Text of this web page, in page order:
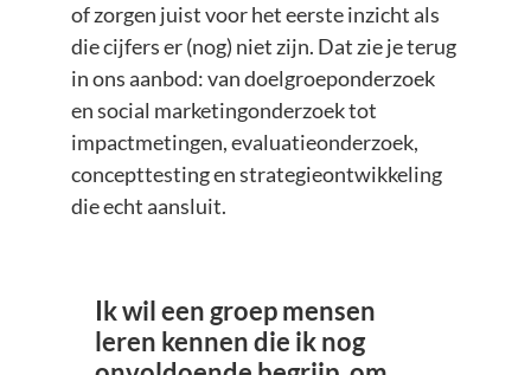
of zorgen juist voor het eerste inzicht als
die cijfers er (nog) niet zijn. Dat zie je terug
in ons aanbod: van doelgroeponderzoek
en social marketingonderzoek tot
impactmetingen, evaluatieonderzoek,
concepttesting en strategieontwikkeling
die echt aansluit.
Ik wil een groep mensen
leren kennen die ik nog